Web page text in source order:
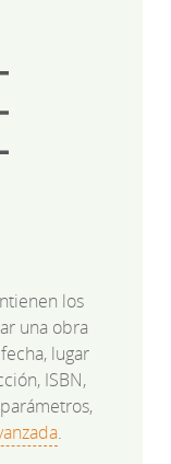
los
una obra
lugar
ISBN,
.